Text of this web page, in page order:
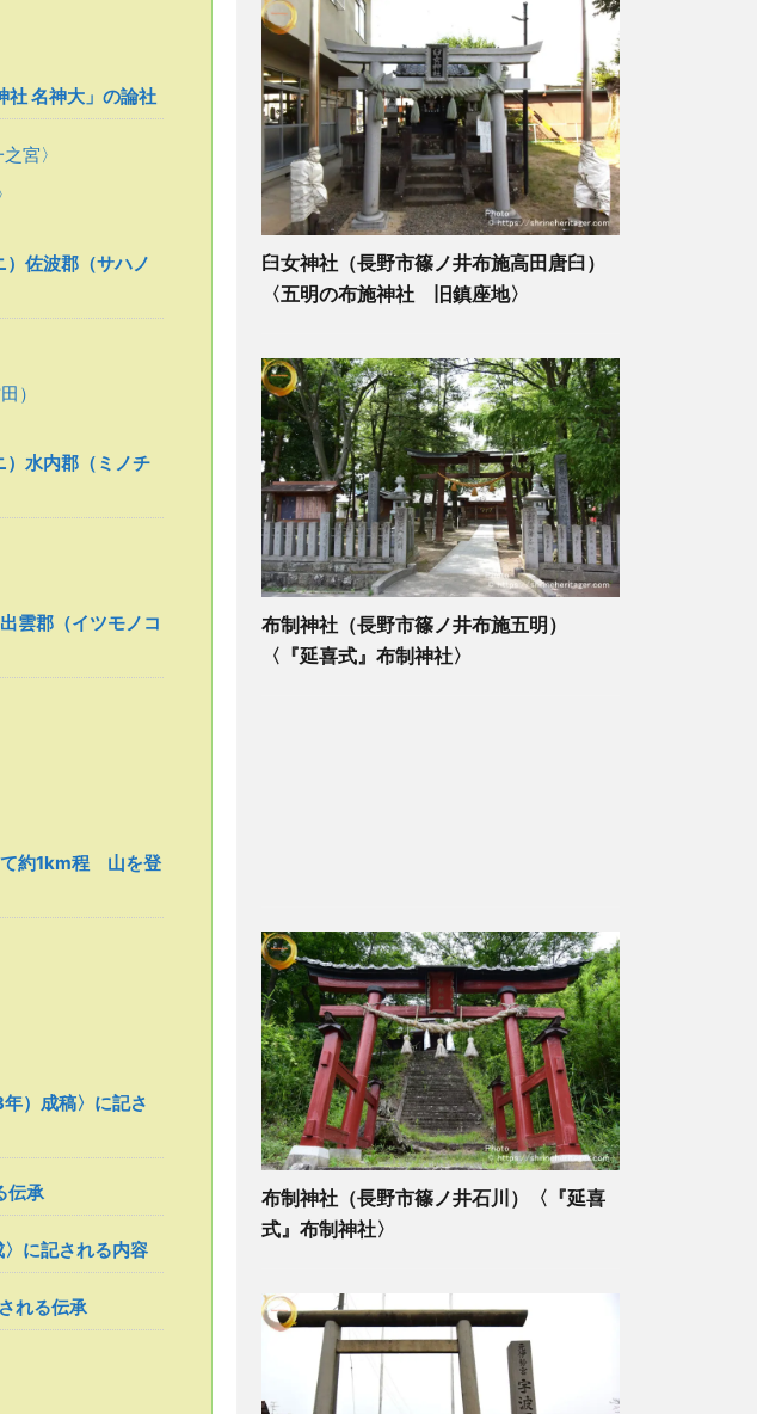
名神大」の論社
宮〉
佐波郡（サハノ
）
水内郡（ミノチ
雲郡（イツモノコ
て約1km程 山を登
）成稿〉に記さ
伝承
に記される内容
れる伝承
臼女神社（長野市篠ノ井布施高田唐臼）
〈五明の布施神社 旧鎮座地〉
布制神社（長野市篠ノ井布施五明）
〈『延喜式』布制神社〉
布制神社（長野市篠ノ井石川）〈『延喜
式』布制神社〉